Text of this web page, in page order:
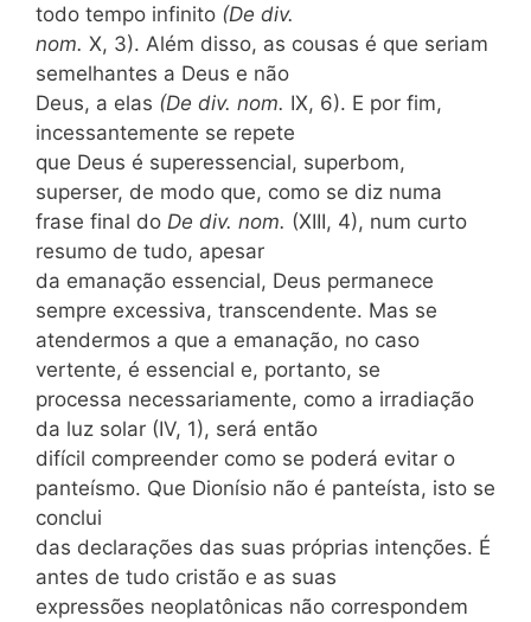
todo tempo infinito (De div.
nom. X, 3). Além disso, as cousas é que seriam
semelhantes a Deus e não
Deus, a elas (De div. nom. IX, 6). E por fim,
incessantemente se repete
que Deus é superessencial, superbom,
superser, de modo que, como se diz numa
frase final do De div. nom. (XIII, 4), num curto
resumo de tudo, apesar
da emanação essencial, Deus permanece
sempre excessiva, transcendente. Mas se
atendermos a que a emanação, no caso
vertente, é essencial e, portanto, se
processa necessariamente, como a irradiação
da luz solar (IV, 1), será então
difícil compreender como se poderá evitar o
panteísmo. Que Dionísio não é panteísta, isto se
conclui
das declarações das suas próprias intenções. É
antes de tudo cristão e as suas
expressões neoplatônicas não correspondem